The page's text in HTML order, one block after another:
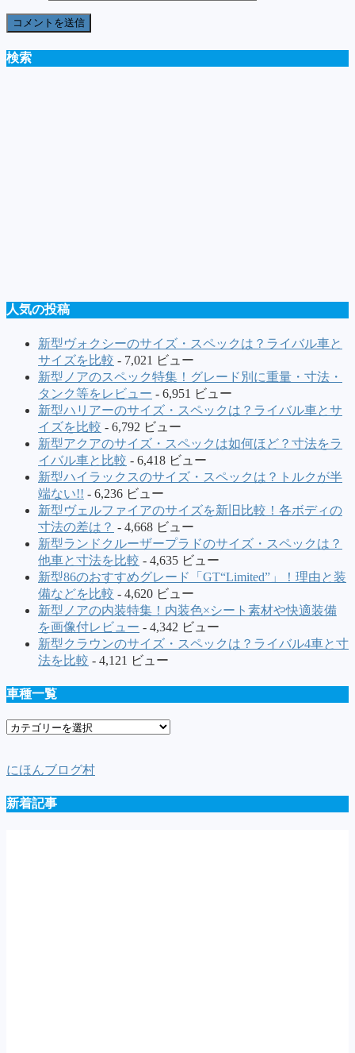
検索
人気の投稿
新型ヴォクシーのサイズ・スペックは？ライバル車と
サイズを比較 - 7,021 ビュー
新型ノアのスペック特集！グレード別に重量・寸法・
タンク等をレビュー - 6,951 ビュー
新型ハリアーのサイズ・スペックは？ライバル車とサ
イズを比較 - 6,792 ビュー
新型アクアのサイズ・スペックは如何ほど？寸法をラ
イバル車と比較 - 6,418 ビュー
新型ハイラックスのサイズ・スペックは？トルクが半
端ない!! - 6,236 ビュー
新型ヴェルファイアのサイズを新旧比較！各ボディの
寸法の差は？ - 4,668 ビュー
新型ランドクルーザープラドのサイズ・スペックは？
他車と寸法を比較 - 4,635 ビュー
新型86のおすすめグレード「GT“Limited”」！理由と装
備などを比較 - 4,620 ビュー
新型ノアの内装特集！内装色×シート素材や快適装備
を画像付レビュー - 4,342 ビュー
新型クラウンのサイズ・スペックは？ライバル4車と寸
法を比較 - 4,121 ビュー
車種一覧
車
覧
にほんブログ村
新着記事